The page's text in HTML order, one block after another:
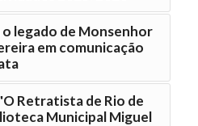
o legado de Monsenhor
em comunicação
Retratista de Rio de
Municipal Miguel